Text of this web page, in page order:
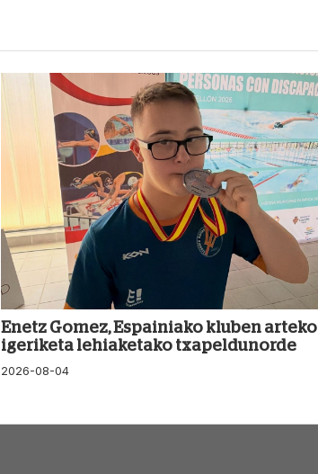
Enetz Gomez, Espainiako kluben arteko
igeriketa lehiaketako txapeldunorde
2026-08-04